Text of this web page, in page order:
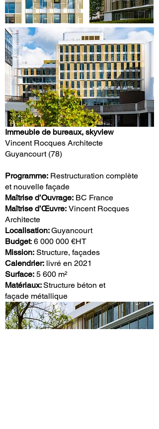
Immeuble de bureaux, skyview
Vincent Rocques Architecte
Guyancourt (78)
Programme: Restructuration complète
et nouvelle façade
Maîtrise d’Ouvrage: BC France
Maîtrise d’Œuvre: Vincent Rocques
Architecte
Localisation:Guyancourt
Budget: 6 000 000 €HT
Mission: Structure, façades
Calendrier: livré en 2021
Surface: 5 600 m²
Matériaux:Structure béton et
façade métallique